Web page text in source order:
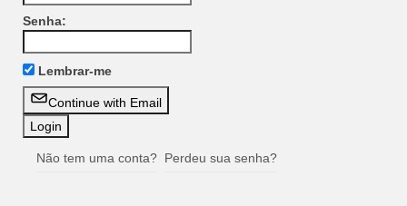
Senha:
Lembrar-me
Continue with Email
Não tem uma conta? Perdeu sua senha?